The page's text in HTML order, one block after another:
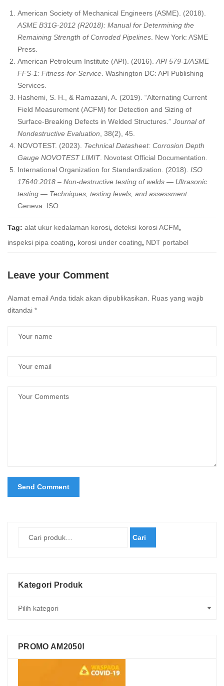
American Society of Mechanical Engineers (ASME). (2018).
ASME B31G-2012 (R2018): Manual for Determining the
Remaining Strength of Corroded Pipelines . New York: ASME
Press.
American Petroleum Institute (API). (2016). API 579-1/ASME
FFS-1: Fitness-for-Service . Washington DC: API Publishing
Services.
Hashemi, S. H., & Ramazani, A. (2019). “Alternating Current
Field Measurement (ACFM) for Detection and Sizing of
Surface-Breaking Defects in Welded Structures.” Journal of
Nondestructive Evaluation , 38(2), 45.
NOVOTEST. (2023). Technical Datasheet: Corrosion Depth
Gauge NOVOTEST LIMIT. Novotest Official Documentation.
International Organization for Standardization. (2018). ISO
17640:2018 – Non-destructive testing of welds — Ultrasonic
testing — Techniques, testing levels, and assessment.
Geneva: ISO.
Tag: alat ukur kedalaman korosi, deteksi korosi ACFM,
inspeksi pipa coating, korosi under coating, NDT portabel
Leave your Comment
Alamat email Anda tidak akan dipublikasikan.
Ruas yang wajib
ditandai *
Cari
Kategori Produk
PROMO AM2050!